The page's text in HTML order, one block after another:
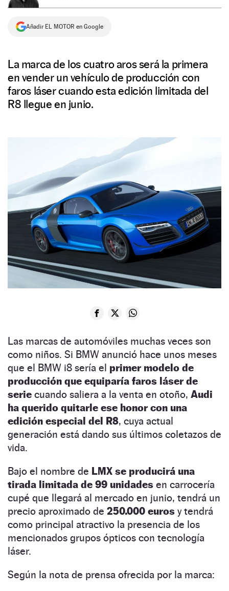
Añadir EL MOTOR en Google
La marca de los cuatro aros será la primera
en vender un vehículo de producción con
faros láser cuando esta edición limitada del
R8 llegue en junio.
Las marcas de automóviles muchas veces son
como niños. Si BMW anunció hace unos meses
que el BMW i8 sería el primer modelo de
producción que equiparía faros láser de
serie cuando saliera a la venta en otoño, Audi
ha querido quitarle ese honor con una
edición especial del R8, cuya actual
generación está dando sus últimos coletazos de
vida.
Bajo el nombre de LMX se producirá una
tirada limitada de 99 unidades en carrocería
cupé que llegará al mercado en junio, tendrá un
precio aproximado de 250.000 euros y tendrá
como principal atractivo la presencia de los
mencionados grupos ópticos con tecnología
láser.
Según la nota de prensa ofrecida por la marca: